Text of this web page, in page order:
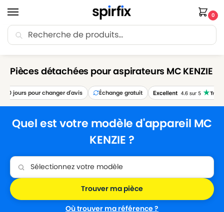
0
🚚 Livraison Point Relais offerte dès 30€ d’achat.
Pièces détachées pour aspirateurs MC KENZIE
jours pour changer d'avis Échange gratuit
Quel est votre modèle d'appareil MC
KENZIE ?
Où trouver ma référence ?
Trouver ma pièce